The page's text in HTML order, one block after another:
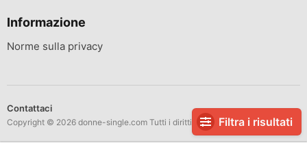
Filtra i risultati
Informazione
Norme sulla privacy
Contattaci
Copyright © 2026 donne-single.com Tutti i diritti riservati.